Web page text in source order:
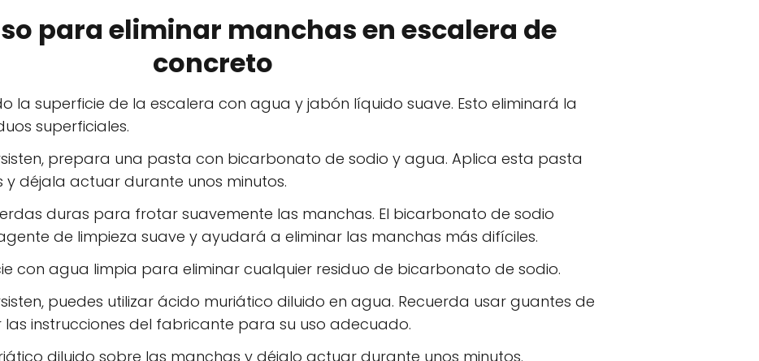
para eliminar manchas en escalera de
concreto
la superficie de la escalera con agua y jabón líquido suave. Esto eliminará la
superficiales.
prepara una pasta con bicarbonato de sodio y agua. Aplica esta pasta
y déjala actuar durante unos minutos.
duras para frotar suavemente las manchas. El bicarbonato de sodio
de limpieza suave y ayudará a eliminar las manchas más difíciles.
con agua limpia para eliminar cualquier residuo de bicarbonato de sodio.
puedes utilizar ácido muriático diluido en agua. Recuerda usar guantes de
las instrucciones del fabricante para su uso adecuado.
diluido sobre las manchas y déjalo actuar durante unos minutos.